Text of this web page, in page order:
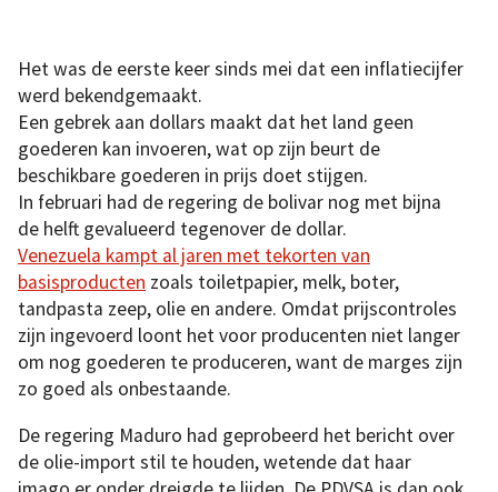
Het was de eerste keer sinds mei dat een inflatiecijfer
werd bekendgemaakt.
Een gebrek aan dollars maakt dat het land geen
goederen kan invoeren, wat op zijn beurt de
beschikbare goederen in prijs doet stijgen.
In februari had de regering de bolivar nog met bijna
de helft gevalueerd tegenover de dollar.
Venezuela kampt al jaren met tekorten van
basisproducten zoals toiletpapier, melk, boter,
tandpasta zeep, olie en andere. Omdat prijscontroles
zijn ingevoerd loont het voor producenten niet langer
om nog goederen te produceren, want de marges zijn
zo goed als onbestaande.
De regering Maduro had geprobeerd het bericht over
de olie-import stil te houden, wetende dat haar